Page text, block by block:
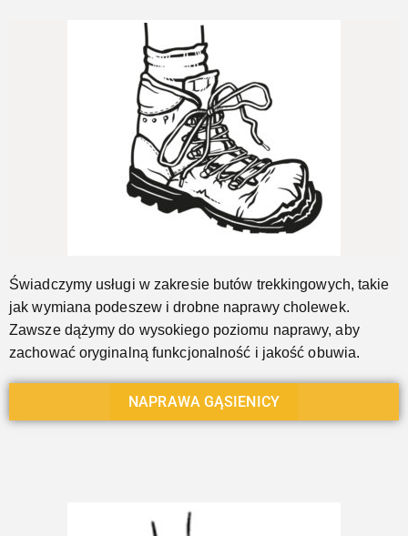
Naprawimy Twoje buty trekkingowe
Jeszcze...
Świadczymy usługi w zakresie butów trekkingowych, takie
jak wymiana podeszew i drobne naprawy cholewek.
Zawsze dążymy do wysokiego poziomu naprawy, aby
zachować oryginalną funkcjonalność i jakość obuwia.
NAPRAWA GĄSIENICY